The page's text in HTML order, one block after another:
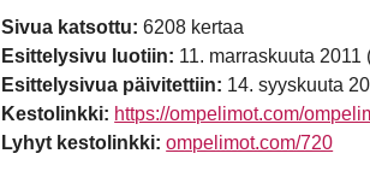
Sivua katsottu: 6208 kertaa
Esittelysivu luotiin: 11. marraskuuta
Esittelysivua päivitettiin: 14. syyskuuta
Kestolinkki: https://ompelimot.com/
Lyhyt kestolinkki: ompelimot.com/720